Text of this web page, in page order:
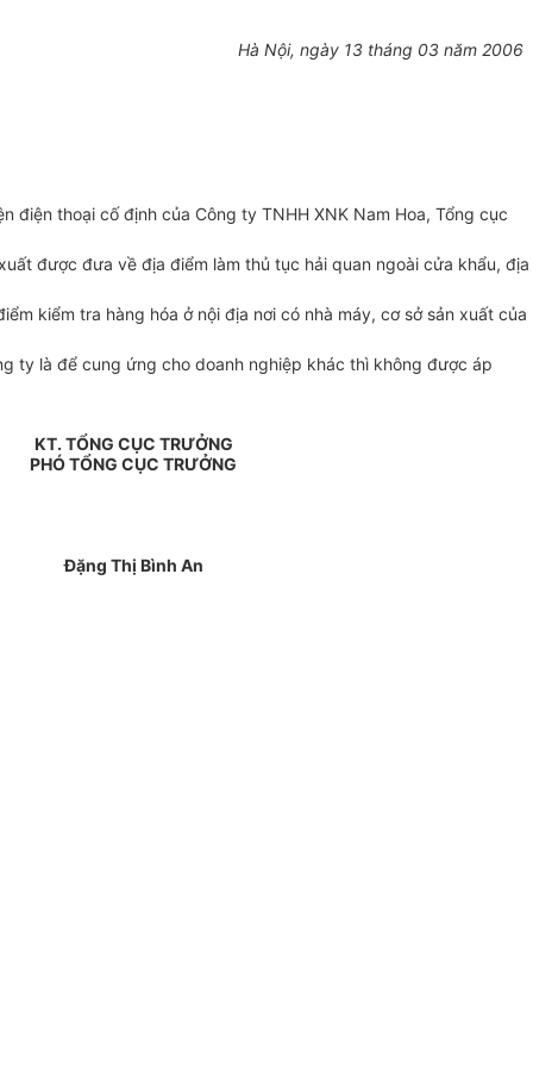
Hà Nội, ngày 13 tháng 03 năm 2006
thoại cố định của Công ty TNHH XNK Nam Hoa, Tổng cục
được đưa về địa điểm làm thủ tục hải quan ngoài cửa khẩu, địa
kiểm tra hàng hóa ở nội địa nơi có nhà máy, cơ sở sản xuất của
ty là để cung ứng cho doanh nghiệp khác thì không được áp
KT. TỔNG CỤC TRƯỞNG
PHÓ TỔNG CỤC TRƯỞNG
Đặng Thị Bình An